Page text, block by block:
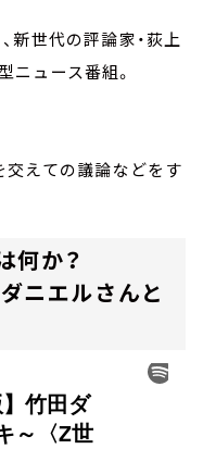
新世代の評論家・荻上
型ニュース番組。
）
交えての議論などをす
何か？
ニエルさんと